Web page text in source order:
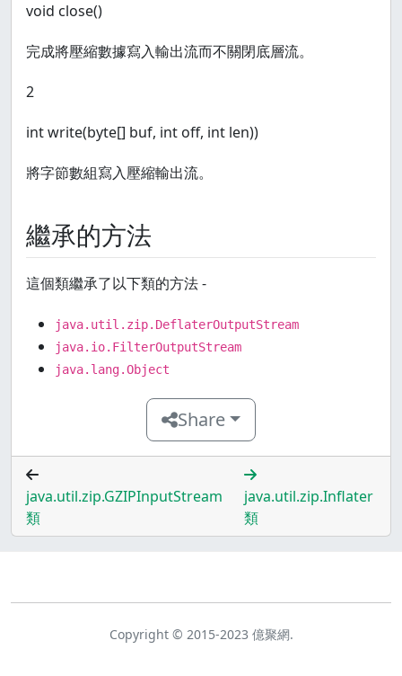
void close()
完成將壓縮數據寫入輸出流而不關閉底層流。
2
int write(byte[] buf, int off, int len))
將字節數組寫入壓縮輸出流。
繼承的方法
這個類繼承了以下類的方法 -
java.util.zip.DeflaterOutputStream
java.io.FilterOutputStream
java.lang.Object
Share
java.util.zip.GZIPInputStream
類
java.util.zip.Inflater
類
Copyright © 2015-2023 億聚網.